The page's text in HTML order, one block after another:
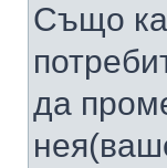
Също
да